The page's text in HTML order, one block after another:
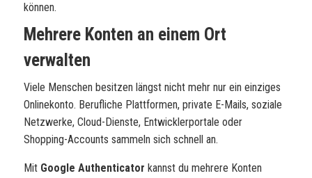
können.
Mehrere Konten an einem Ort
verwalten
Viele Menschen besitzen längst nicht mehr nur ein einziges
Onlinekonto. Berufliche Plattformen, private E-Mails, soziale
Netzwerke, Cloud-Dienste, Entwicklerportale oder
Shopping-Accounts sammeln sich schnell an.
Mit Google Authenticator kannst du mehrere Konten